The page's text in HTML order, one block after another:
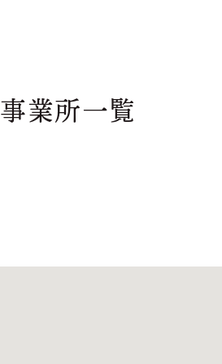
事業所一覧